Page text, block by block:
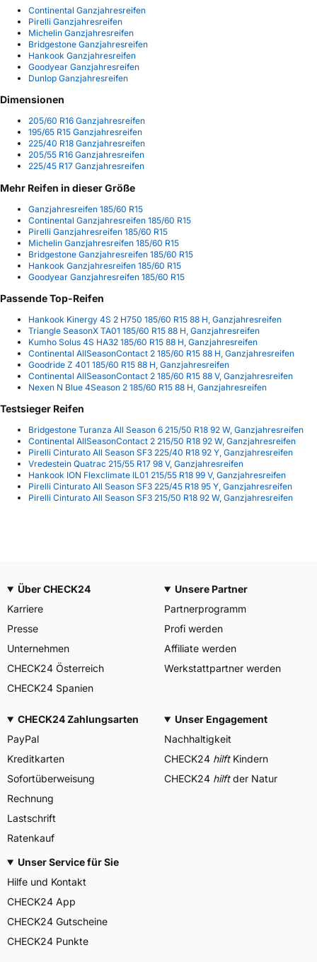
Continental Ganzjahresreifen
Pirelli Ganzjahresreifen
Michelin Ganzjahresreifen
Bridgestone Ganzjahresreifen
Hankook Ganzjahresreifen
Goodyear Ganzjahresreifen
Dunlop Ganzjahresreifen
Dimensionen
205/60 R16 Ganzjahresreifen
195/65 R15 Ganzjahresreifen
225/40 R18 Ganzjahresreifen
205/55 R16 Ganzjahresreifen
225/45 R17 Ganzjahresreifen
Mehr Reifen in dieser Größe
Ganzjahresreifen 185/60 R15
Continental Ganzjahresreifen 185/60 R15
Pirelli Ganzjahresreifen 185/60 R15
Michelin Ganzjahresreifen 185/60 R15
Bridgestone Ganzjahresreifen 185/60 R15
Hankook Ganzjahresreifen 185/60 R15
Goodyear Ganzjahresreifen 185/60 R15
Passende Top-Reifen
Hankook Kinergy 4S 2 H750 185/60 R15 88 H, Ganzjahresreifen
Triangle SeasonX TA01 185/60 R15 88 H, Ganzjahresreifen
Kumho Solus 4S HA32 185/60 R15 88 H, Ganzjahresreifen
Continental AllSeasonContact 2 185/60 R15 88 H, Ganzjahresreifen
Goodride Z 401 185/60 R15 88 H, Ganzjahresreifen
Continental AllSeasonContact 2 185/60 R15 88 V, Ganzjahresreifen
Nexen N Blue 4Season 2 185/60 R15 88 H, Ganzjahresreifen
Testsieger Reifen
Bridgestone Turanza All Season 6 215/50 R18 92 W, Ganzjahresreifen
Continental AllSeasonContact 2 215/50 R18 92 W, Ganzjahresreifen
Pirelli Cinturato All Season SF3 225/40 R18 92 Y, Ganzjahresreifen
Vredestein Quatrac 215/55 R17 98 V, Ganzjahresreifen
Hankook ION Flexclimate IL01 215/55 R18 99 V, Ganzjahresreifen
Pirelli Cinturato All Season SF3 225/45 R18 95 Y, Ganzjahresreifen
Pirelli Cinturato All Season SF3 215/50 R18 92 W, Ganzjahresreifen
Über CHECK24
Karriere
Presse
Unternehmen
CHECK24 Österreich
CHECK24 Spanien
Unsere Partner
Partnerprogramm
Profi werden
Affiliate werden
Werkstattpartner werden
CHECK24 Zahlungsarten
PayPal
Kreditkarten
Sofortüberweisung
Rechnung
Lastschrift
Ratenkauf
Unser Engagement
Nachhaltigkeit
CHECK24 hilftKindern
CHECK24 hilftder Natur
Unser Service für Sie
Hilfe und Kontakt
CHECK24 App
CHECK24 Gutscheine
CHECK24 Punkte